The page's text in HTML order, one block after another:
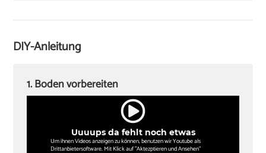
Akkuschrauber
Stichsäge und Kappsäge
Bleistift
DIY-Anleitung
Uuuups da fehlt noch etwas
Um ihnen Videos anzeigen zu können, benutzen wir Youtube als
Drittanbietersoftware. Mit Klick auf "Aktezptieren und Ansehen"
1. Boden vorbereiten